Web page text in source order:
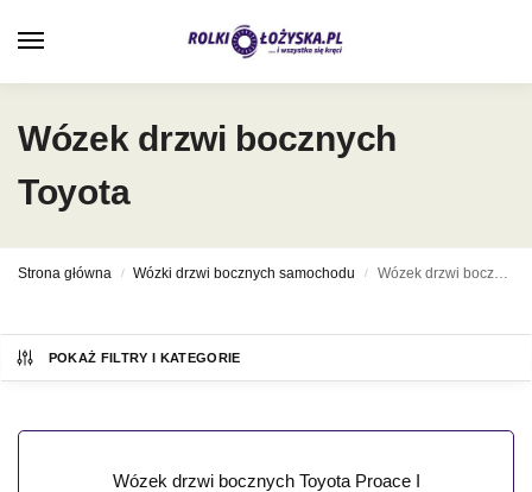
Wózek drzwi bocznych
Toyota
Strona główna / Wózki drzwi bocznych samochodu / Wózek drzwi bocznych Toyota
POKAŻ FILTRY I KATEGORIE
Wózek drzwi bocznych Toyota Proace I